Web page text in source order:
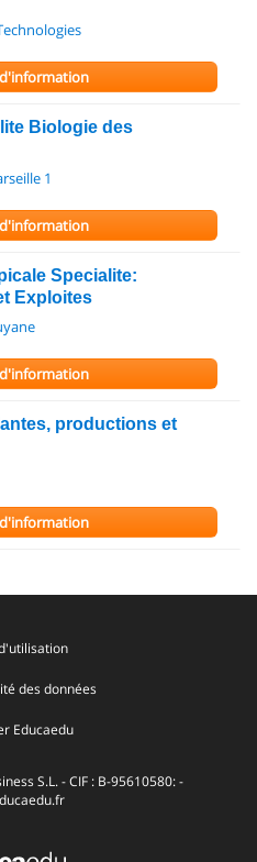
Biologie des
1
Specialite:
Exploites
productions et
des données
Educaedu
S.L. - CIF : B-95610580: -